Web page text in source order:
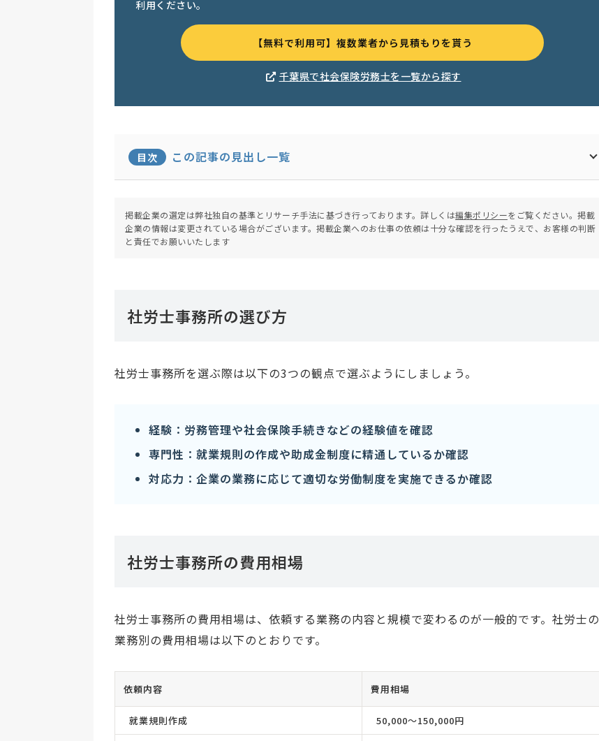
利用ください。
【無料で利用可】複数業者から見積もりを貰う
千葉県で社会保険労務士を一覧から探す
目次 この記事の見出し一覧
掲載企業の選定は弊社独自の基準とリサーチ手法に基づき行っております。詳しくは編集ポリシーをご覧ください。掲載
企業の情報は変更されている場合がございます。掲載企業へのお仕事の依頼は十分な確認を行ったうえで、お客様の判断
と責任でお願いいたします
社労士事務所の選び方
社労士事務所を選ぶ際は以下の3つの観点で選ぶようにしましょう。
経験：労務管理や社会保険手続きなどの経験値を確認
専門性：就業規則の作成や助成金制度に精通しているか確認
対応力：企業の業務に応じて適切な労働制度を実施できるか確認
社労士事務所の費用相場
社労士事務所の費用相場は、依頼する業務の内容と規模で変わるのが一般的です。社労士の
業務別の費用相場は以下のとおりです。
依頼内容 費用相場
就業規則作成 50,000〜150,000円